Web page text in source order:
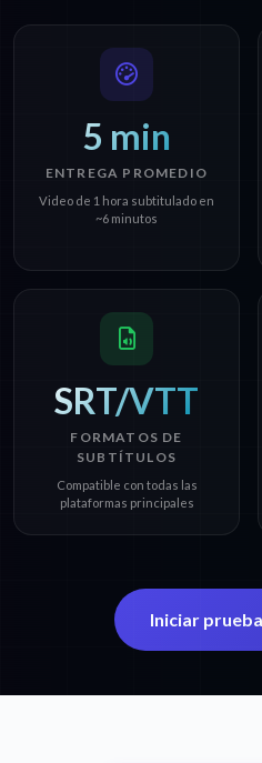
5 min
ENTREGA PROMEDIO
Video de 1 hora subtitulado en
~6 minutos
SRT/VTT
FORMATOS DE
SUBTÍTULOS
Compatible con todas las
plataformas principales
Iniciar